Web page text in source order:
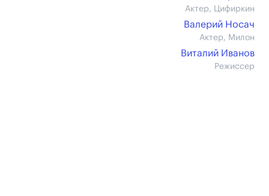
Актер, Цифиркин
Валерий Носач
Актер, Милон
Виталий Иванов
Режиссер